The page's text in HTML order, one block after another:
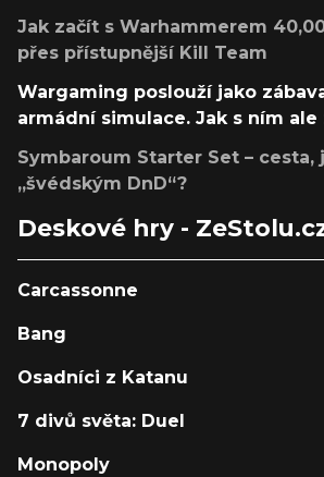
Jak začít s Warhammerem
přes přístupnější Kill Team
Wargaming poslouží jako
armádní simulace. Jak s ním ale
Symbaroum Starter Set – cesta,
„švédským DnD“?
Deskové hry -
Carcassonne
Bang
Osadníci z Katanu
7 divů světa: Duel
Monopoly